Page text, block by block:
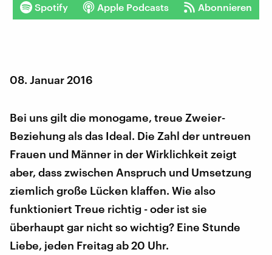
Spotify Apple Podcasts Abonnieren
08. Januar 2016
Bei uns gilt die monogame, treue Zweier-
Beziehung als das Ideal. Die Zahl der untreuen
Frauen und Männer in der Wirklichkeit zeigt
aber, dass zwischen Anspruch und Umsetzung
ziemlich große Lücken klaffen. Wie also
funktioniert Treue richtig - oder ist sie
überhaupt gar nicht so wichtig? Eine Stunde
Liebe, jeden Freitag ab 20 Uhr.